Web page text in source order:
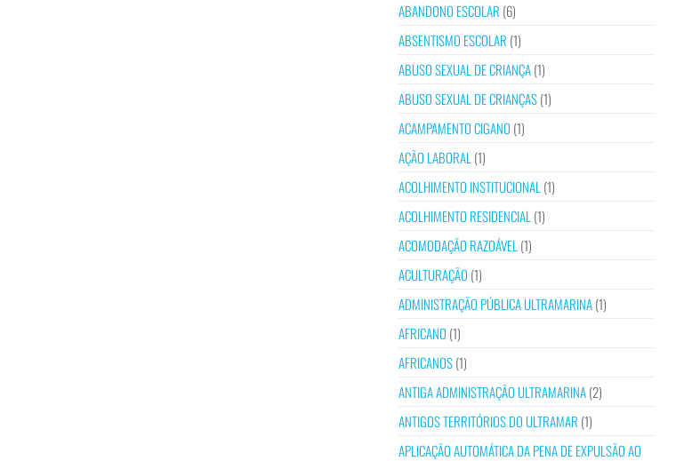
ABANDONO ESCOLAR (6)
ABSENTISMO ESCOLAR (1)
ABUSO SEXUAL DE CRIANÇA(1)
ABUSO SEXUAL DE CRIANÇAS(1)
ACAMPAMENTO CIGANO (1)
AÇÃO LABORAL (1)
ACOLHIMENTO INSTITUCIONAL (1)
ACOLHIMENTO RESIDENCIAL (1)
ACOMODAÇÃO RAZOÁVEL (1)
ACULTURAÇÃO (1)
ADMINISTRAÇÃO PÚBLICA ULTRAMARINA(1)
AFRICANO (1)
AFRICANOS(1)
ANTIGA ADMINISTRAÇÃO ULTRAMARINA(2)
ANTIGOS TERRITÓRIOS DO ULTRAMAR (1)
APLICAÇÃO AUTOMÁTICA DA PENA DE EXPULSÃO AO